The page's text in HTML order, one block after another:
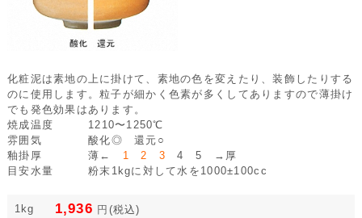
化粧泥は素地の上に掛けて、素地の色を変えたり、装飾したりする
のに使用します。粒子が細かく色素が多くしてありますので薄掛け
でも発色効果はあります。
焼成温度
1210〜1250℃
雰囲気
酸化◎ 還元○
釉掛厚
薄← 1 2 3 4 5 →厚
目安水量
粉末1kgに対して水を1000±100cc
1kg 1,936 円 (税込)